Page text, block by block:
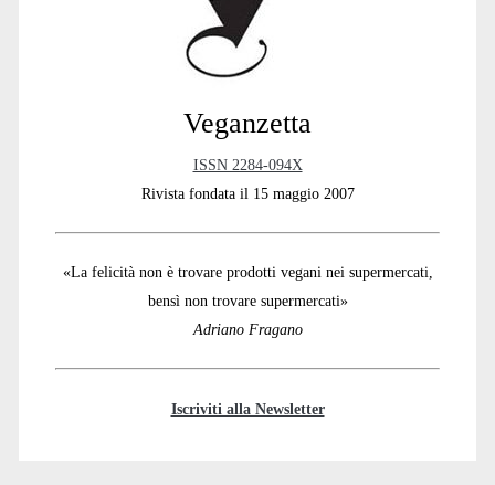
Veganzetta
ISSN 2284-094X
Rivista fondata il 15 maggio 2007
«La felicità non è trovare prodotti vegani nei supermercati,
bensì non trovare supermercati»
Adriano Fragano
Iscriviti alla Newsletter